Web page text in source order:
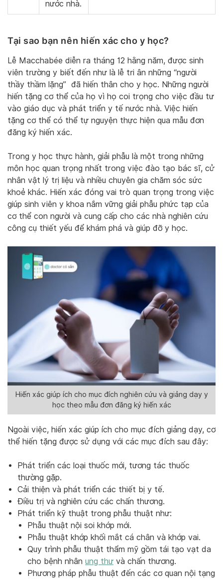
nước nhà.
Tại sao bạn nên hiến xác cho y học?
Lễ Macchabée diễn ra tháng 12 hằng năm, được sinh
viên trường y biết đến như là lễ tri ân những “người
thầy thầm lặng” đã hiến thân cho y học. Những người
hiến tặng cơ thể của họ vì họ coi trọng cho việc đầu tư
vào giáo dục và phát triển y tế nước nhà. Việc hiến
tặng cơ thể có thể tự nguyện thực hiện qua mẫu đơn
đăng ký hiến xác.
Trong y học thực hành, giải phẫu là một trong những
môn học quan trọng nhất trong việc đào tạo bác sĩ, cử
nhân vật lý trị liệu và nhiều chuyên gia chăm sóc sức
khoẻ khác. Hiến xác đóng vai trò quan trọng trong việc
giúp sinh viên y khoa nắm vững giải phẫu phức tạp của
cơ thể con người và cung cấp cho các nhà nghiên cứu
công cụ thiết yếu để khám phá và giúp đỡ y học.
Hiến xác giúp ích cho mục đích nghiên cứu và giảng dạy y
học theo mẫu đơn đăng ký hiến xác
Ngoài việc, hiến xác giúp ích cho mục đích giảng dạy, cơ
thể hiến tặng được sử dụng với các mục đích sau đây:
Phát triển các loại thuốc mới, tương tác thuốc
thường gặp.
Cải thiện và phát triển các thiết bị y tế.
Điều trị và nghiên cứu các chấn thương.
Phát triển kỹ thuật trong phẫu thuật như:
Phẫu thuật nội soi khớp mới.
Phẫu thuật khớp khối mắt cá chân và khớp vai.
Quy trình phẫu thuật thẩm mỹ gồm tái tạo vạt da
cho bệnh nhân ung thư và chấn thương.
Phương pháp phẫu thuật đến các cơ quan nội tạng